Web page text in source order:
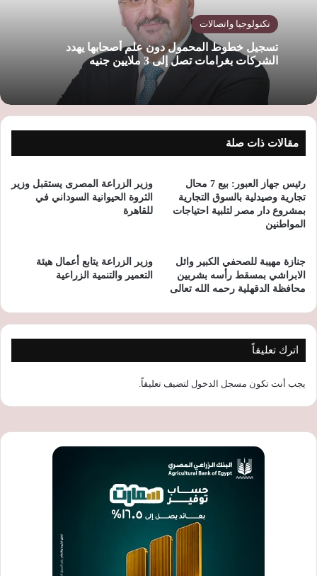
تكنولوجيا واتصالات
تسجيل خطوط المحمول دون علم أصحابها يهدد
الشركات بغرامات تصل إلى 3 ملايين جنيه
مقالات ذات صلة
رئيس جهاز العبور: بيع 7 محال
تجارية وصيدلية بالسوق التجارية
بمشروع دار مصر لتلبية احتياجات
المواطنين
وزير الزراعة المصرى يستقبل وزير
الثروة الحيوانية السوداني في
للقاهرة
جنازة مهيبة للصحفي الكبير وائل
الابراشي بمسقط رأسه بشربين
محافظة الدقهلية رحمه الله تعالى
وزير الزراعة يتابع أعمال هيئة
التعمير والتنمية الزراعية
اترك تعليقاً
يجب أنت تكون مسجل الدخول لتضيف تعليقاً.